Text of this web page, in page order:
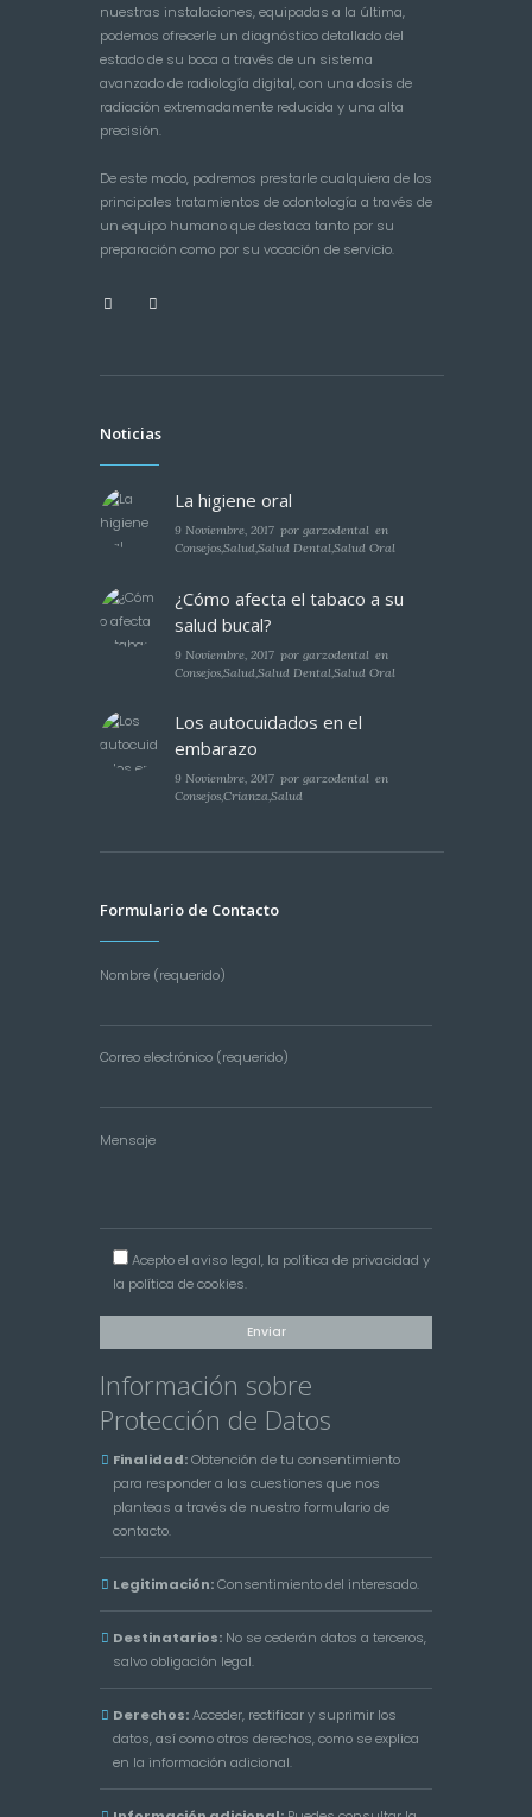
nuestras instalaciones, equipadas a la última,
podemos ofrecerle un diagnóstico detallado del
estado de su boca a través de un sistema
avanzado de radiología digital, con una dosis de
radiación extremadamente reducida y una alta
precisión.
De este modo, podremos prestarle cualquiera de los
principales tratamientos de odontología a través de
un equipo humano que destaca tanto por su
preparación como por su vocación de servicio.
Noticias
La higiene oral
9 Noviembre, 2017 porgarzodental en
Consejos,Salud,Salud Dental,Salud Oral
¿Cómo afecta el tabaco a su
salud bucal?
9 Noviembre, 2017 porgarzodental en
Consejos,Salud,Salud Dental,Salud Oral
Los autocuidados en el
embarazo
9 Noviembre, 2017 porgarzodental en
Consejos,Crianza,Salud
Formulario de Contacto
Nombre (requerido)
Correo electrónico (requerido)
Mensaje
Acepto elaviso legal, la política de privacidad y
la política de cookies.
Información sobre
Protección de Datos
Finalidad:Obtención de tu consentimiento
para responder a las cuestiones que nos
planteas a través de nuestro formulario de
contacto.
Legitimación:Consentimiento del interesado.
Destinatarios: No se cederán datos a terceros,
salvo obligación legal.
Derechos:Acceder, rectificar y suprimir los
datos, así como otros derechos, como se explica
en la información adicional.